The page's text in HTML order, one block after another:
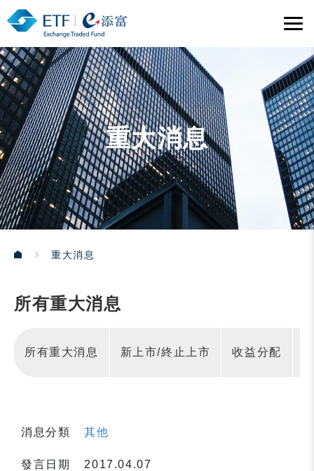
重大消息
重大消息
所有重大消息
所有重大消息 新上市/終止上市 收益分配
消息分類 其他
發言日期 2017.04.07